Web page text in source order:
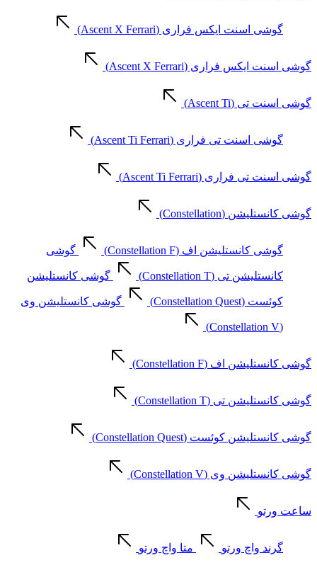
گوشی اسنت ایکس فراری (Ascent X Ferrari)
گوشی اسنت ایکس فراری (Ascent X Ferrari)
گوشی اسنت تی (Ascent Ti)
گوشی اسنت تی فراری (Ascent Ti Ferrari)
گوشی اسنت تی فراری (Ascent Ti Ferrari)
گوشی کانستلیشن (Constellation)
گوشی کانستلیشن اف (Constellation F) گوشی
کانستلیشن تی (Constellation T) گوشی کانستلیشن
کوئست (Constellation Quest) گوشی کانستلیشن وی
(Constellation V)
گوشی کانستلیشن اف (Constellation F)
گوشی کانستلیشن تی (Constellation T)
گوشی کانستلیشن کوئست (Constellation Quest)
گوشی کانستلیشن وی (Constellation V)
ساعت ورتو
گرند واچ ورتو متا واچ ورتو